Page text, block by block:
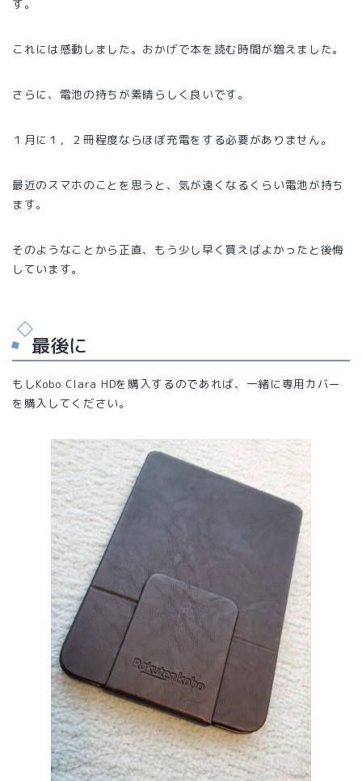
す。
これには感動しました。おかげで本を読む時間が増えました。
さらに、電池の持ちが素晴らしく良いです。
１月に１，２冊程度ならほぼ充電をする必要がありません。
最近のスマホのことを思うと、気が遠くなるくらい電池が持ち
ます。
そのようなことから正直、もう少し早く買えばよかったと後悔
しています。
最後に
もしKobo Clara HDを購入するのであれば、一緒に専用カバー
を購入してください。